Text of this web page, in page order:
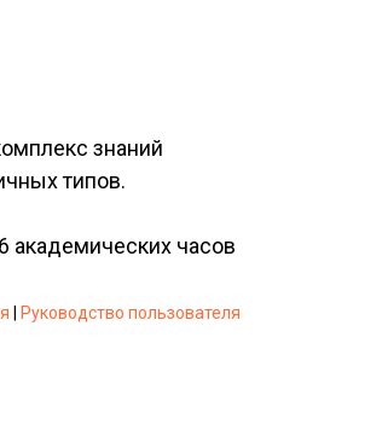
знаний
типов.
6 академических часов
Руководство пользователя